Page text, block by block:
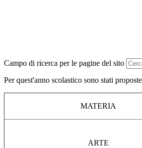
Campo di ricerca per le pagine del sito
Per quest'anno scolastico sono stati
MATERIA
ARTE